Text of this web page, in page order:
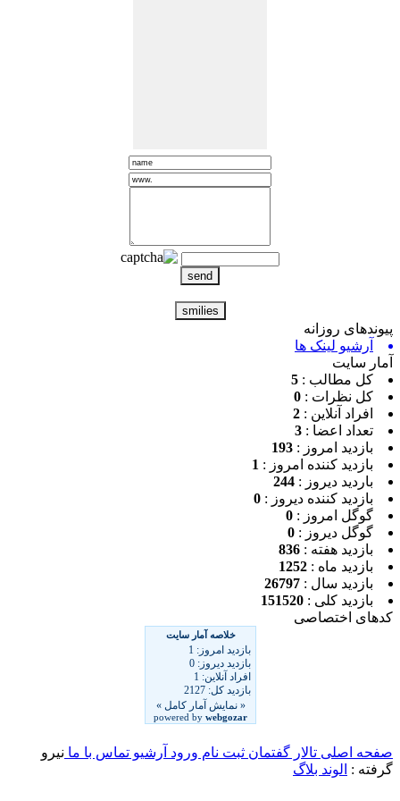
روزانه
آرشیو لینک ها
سایت
کل مطالب :5
کل نظرات : 0
افراد آنلاین :2
تعداد اعضا :3
بازدید امروز : 193
بازدید کننده امروز : 1
باردید دیروز : 244
بازدید کننده دیروز : 0
گوگل امروز : 0
گوگل دیروز : 0
بازدید هفته :836
بازدید ماه :1252
بازدید سال :26797
بازدید کلی :151520
اختصاصی
اصلیتالار گفتمانثبت نام ورودآرشیوتماس با مانیرو
:الوند بلاگ